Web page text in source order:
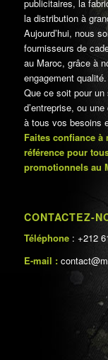
publicitaires, la
la distribution à
Aujourd’hui, nous
fournisseurs de
au Maroc, grâce à
engagement qualité.
Que ce soit pour
d’entreprise, ou
à tous vos besoins
Faites confiance
référence pour
promotionnels au
CONTACTEZ-
Téléphone : +212
E-mail :